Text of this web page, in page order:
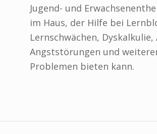
Jugend- und
im Haus, der Hilfe bei
Lernschwächen, Dyskalkulie,
Angststörungen und
Problemen bieten kann.